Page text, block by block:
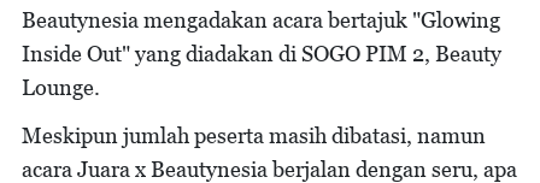
Beautynesia mengadakan acara bertajuk "Glowing
Inside Out" yang diadakan di SOGO PIM 2, Beauty
Lounge.
Meskipun jumlah peserta masih dibatasi, namun
acara Juara x Beautynesia berjalan dengan seru, apa